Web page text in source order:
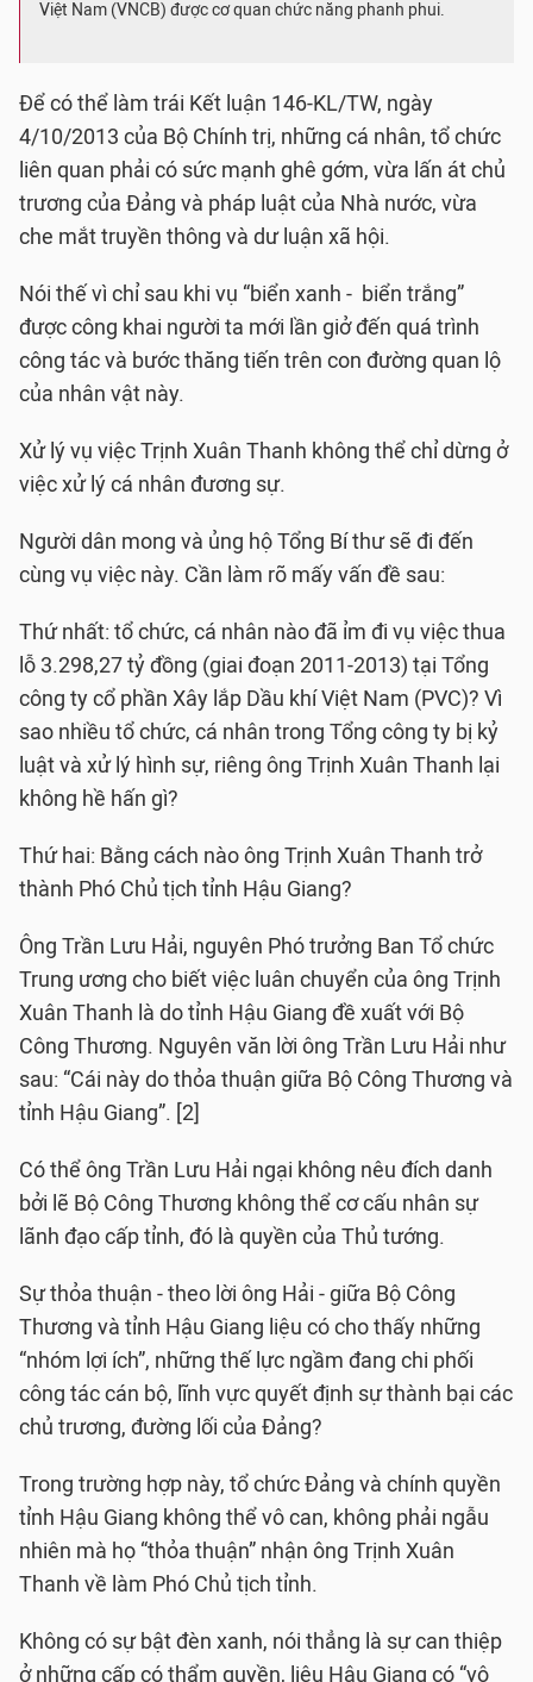
Việt Nam (VNCB) được cơ quan chức năng phanh phui.
Để có thể làm trái Kết luận 146-KL/TW, ngày
4/10/2013 của Bộ Chính trị, những cá nhân, tổ chức
liên quan phải có sức mạnh ghê gớm, vừa lấn át chủ
trương của Đảng và pháp luật của Nhà nước, vừa
che mắt truyền thông và dư luận xã hội.
Nói thế vì chỉ sau khi vụ “biển xanh - biển trắng”
được công khai người ta mới lần giở đến quá trình
công tác và bước thăng tiến trên con đường quan lộ
của nhân vật này.
Xử lý vụ việc Trịnh Xuân Thanh không thể chỉ dừng ở
việc xử lý cá nhân đương sự.
Người dân mong và ủng hộ Tổng Bí thư sẽ đi đến
cùng vụ việc này. Cần làm rõ mấy vấn đề sau:
Thứ nhất: tổ chức, cá nhân nào đã ỉm đi vụ việc thua
lỗ 3.298,27 tỷ đồng (giai đoạn 2011-2013) tại Tổng
công ty cổ phần Xây lắp Dầu khí Việt Nam (PVC)? Vì
sao nhiều tổ chức, cá nhân trong Tổng công ty bị kỷ
luật và xử lý hình sự, riêng ông Trịnh Xuân Thanh lại
không hề hấn gì?
Thứ hai: Bằng cách nào ông Trịnh Xuân Thanh trở
thành Phó Chủ tịch tỉnh Hậu Giang?
Ông Trần Lưu Hải, nguyên Phó trưởng Ban Tổ chức
Trung ương cho biết việc luân chuyển của ông Trịnh
Xuân Thanh là do tỉnh Hậu Giang đề xuất với Bộ
Công Thương. Nguyên văn lời ông Trần Lưu Hải như
sau: “Cái này do thỏa thuận giữa Bộ Công Thương và
tỉnh Hậu Giang”. [2]
Có thể ông Trần Lưu Hải ngại không nêu đích danh
bởi lẽ Bộ Công Thương không thể cơ cấu nhân sự
lãnh đạo cấp tỉnh, đó là quyền của Thủ tướng.
Sự thỏa thuận - theo lời ông Hải - giữa Bộ Công
Thương và tỉnh Hậu Giang liệu có cho thấy những
“nhóm lợi ích”, những thế lực ngầm đang chi phối
công tác cán bộ, lĩnh vực quyết định sự thành bại các
chủ trương, đường lối của Đảng?
Trong trường hợp này, tổ chức Đảng và chính quyền
tỉnh Hậu Giang không thể vô can, không phải ngẫu
nhiên mà họ “thỏa thuận” nhận ông Trịnh Xuân
Thanh về làm Phó Chủ tịch tỉnh.
Không có sự bật đèn xanh, nói thẳng là sự can thiệp
ở những cấp có thẩm quyền, liệu Hậu Giang có “vô